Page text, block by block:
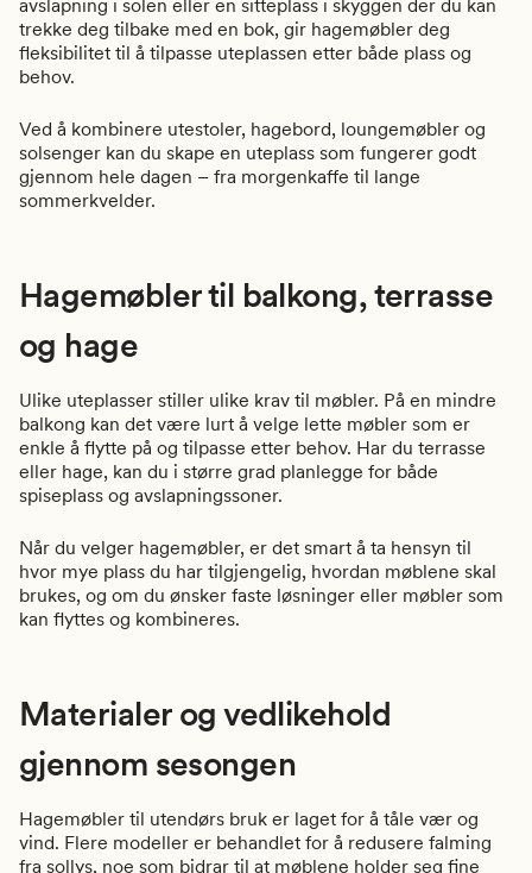
avslapning i solen eller en sitteplass i skyggen der du kan
trekke deg tilbake med en bok, gir hagemøbler deg
fleksibilitet til å tilpasse uteplassen etter både plass og
behov.
Ved å kombinere utestoler, hagebord, loungemøbler og
solsenger kan du skape en uteplass som fungerer godt
gjennom hele dagen – fra morgenkaffe til lange
sommerkvelder.
Hagemøbler til balkong, terrasse
og hage
Ulike uteplasser stiller ulike krav til møbler. På en mindre
balkong kan det være lurt å velge lette møbler som er
enkle å flytte på og tilpasse etter behov. Har du terrasse
eller hage, kan du i større grad planlegge for både
spiseplass og avslapningssoner.
Når du velger hagemøbler, er det smart å ta hensyn til
hvor mye plass du har tilgjengelig, hvordan møblene skal
brukes, og om du ønsker faste løsninger eller møbler som
kan flyttes og kombineres.
Materialer og vedlikehold
gjennom sesongen
Hagemøbler til utendørs bruk er laget for å tåle vær og
vind. Flere modeller er behandlet for å redusere falming
fra sollys, noe som bidrar til at møblene holder seg fine